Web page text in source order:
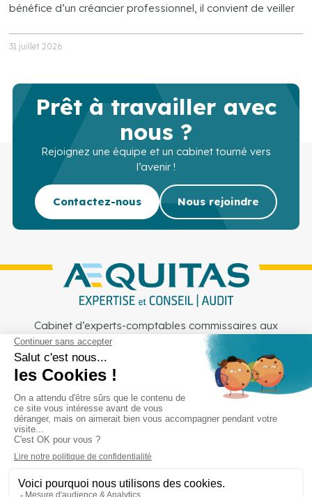
bénéfice d’un créancier professionnel, il convient de veiller
31 juillet 2026
Prêt à travailler avec
nous ?
Rejoignez une équipe et un cabinet tourné vers
l’avenir !
Contactez-nous Nous rejoindre
Cabinet d’experts-comptables commissaires aux
comptes sur Lille, Lens et Douai
Services Secteurs Outils
Cabinet
Recrutement